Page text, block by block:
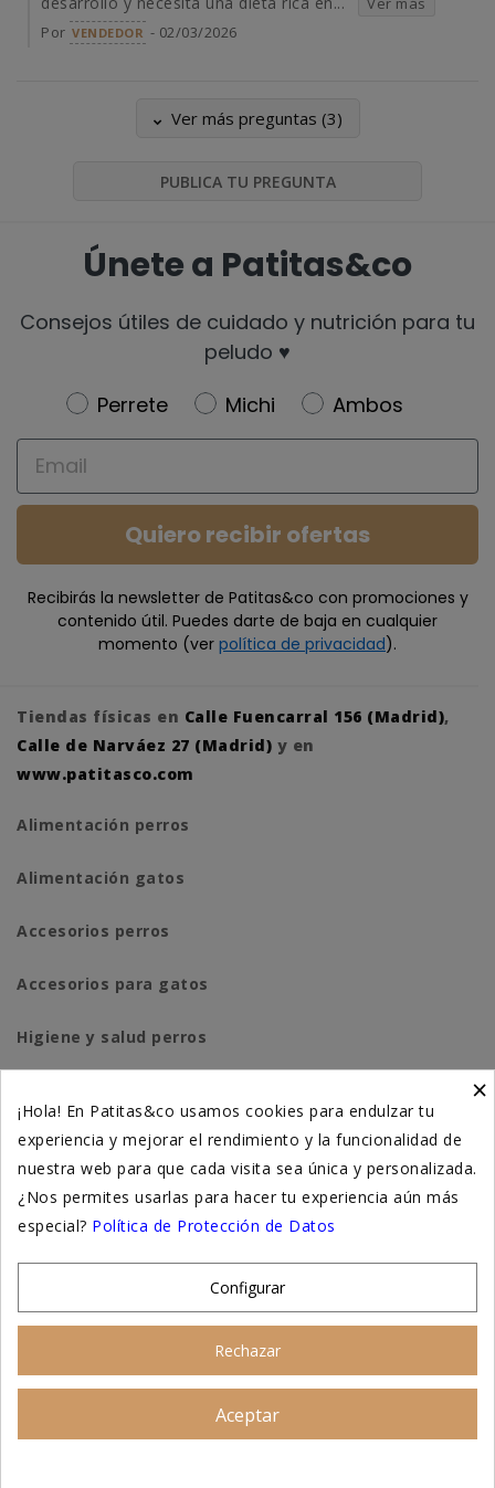
Por VENDEDOR - 02/03/2026
Ver más preguntas (3)
PUBLICA TU PREGUNTA
Únete a Patitas&co
Consejos útiles de cuidado y nutrición para tu
peludo ♥️
Newsletter
Perrete Michi
Ambos
Email
Quiero recibir ofertas
Recibirás la newsletter de Patitas&co con promociones y
contenido útil. Puedes darte de baja en cualquier
momento (ver política de privacidad).
Tiendas físicas en Calle Fuencarral 156 (Madrid),
Calle de Narváez 27 (Madrid) y en
www.patitasco.com
Alimentación perros
Alimentación gatos
Accesorios perros
Accesorios para gatos
Higiene y salud perros
Suplementación natural
Otros
×
¡Hola! En Patitas&co usamos cookies para endulzar tu
experiencia y mejorar el rendimiento y la funcionalidad de
nuestra web para que cada visita sea única y personalizada.
¿Nos permites usarlas para hacer tu experiencia aún más
especial? Política de Protección de Datos
Configurar
Rechazar
Aceptar